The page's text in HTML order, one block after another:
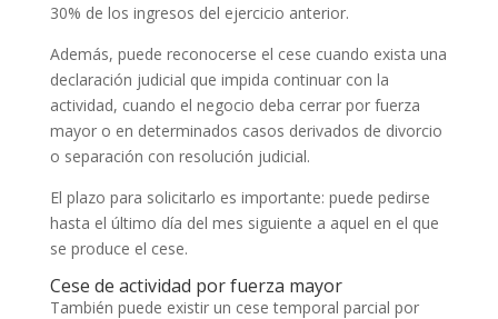
30% de los ingresos del ejercicio anterior.
Además, puede reconocerse el cese cuando exista una
declaración judicial que impida continuar con la
actividad, cuando el negocio deba cerrar por fuerza
mayor o en determinados casos derivados de divorcio
o separación con resolución judicial.
El plazo para solicitarlo es importante: puede pedirse
hasta el último día del mes siguiente a aquel en el que
se produce el cese.
Cese de actividad por fuerza mayor
También puede existir un cese temporal parcial por